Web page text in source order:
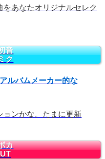
あなたオリジナルセレク
音
ク
ルバムメーカー的な
ンかな。たまに更新
カ
UT